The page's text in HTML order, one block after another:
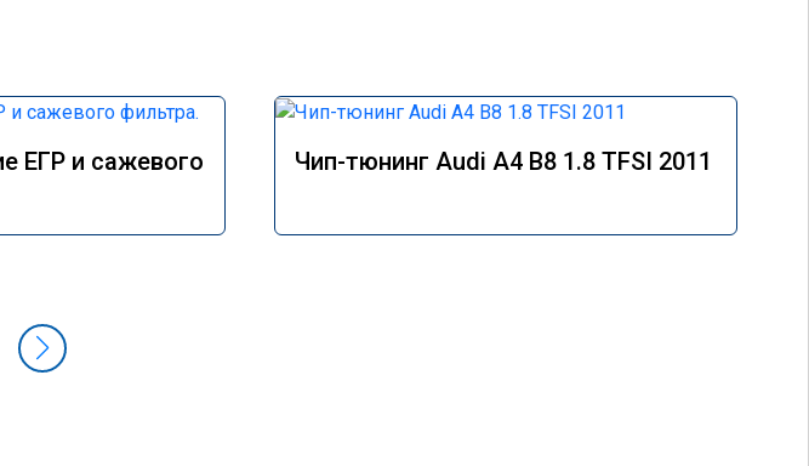
ЕГР и сажевого
Чип-тюнинг Audi A4 B8 1.8 TFSI 2011